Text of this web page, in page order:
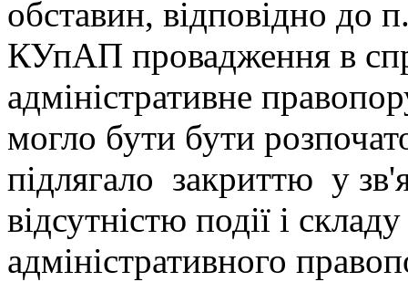
обставин, відповідно до
КУпАП провадження в
адміністративне
могло бути бути
підлягало закриттю у
відсутністю події і складу
адміністративного